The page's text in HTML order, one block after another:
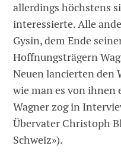
allerdings höchstens
interessierte. Alle
Gysin, dem Ende
Hoffnungsträgern
Neuen lancierten den
wie man es von
Wagner zog in
Übervater Christoph
Schweiz»).